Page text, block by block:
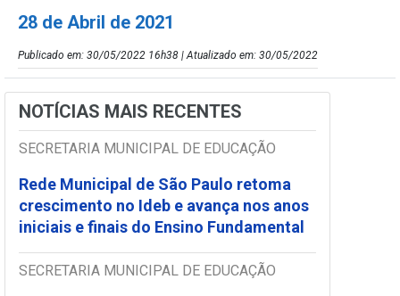
28 de Abril de 2021
Publicado em: 30/05/2022 16h38 | Atualizado em: 30/05/2022
NOTÍCIAS MAIS RECENTES
SECRETARIA MUNICIPAL DE EDUCAÇÃO
Rede Municipal de São Paulo retoma
crescimento no Ideb e avança nos anos
iniciais e finais do Ensino Fundamental
SECRETARIA MUNICIPAL DE EDUCAÇÃO